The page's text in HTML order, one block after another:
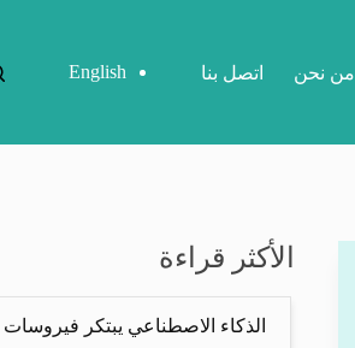
من نحن اتصل بنا English
الأكثر قراءة
الذكاء الاصطناعي يبتكر فيروسات